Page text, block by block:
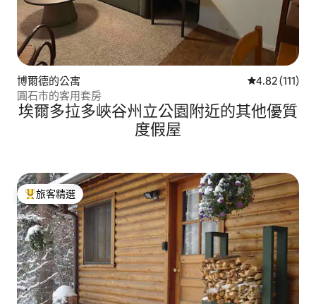
博爾德的公寓 從 111 則評價
4.82 (111)
圓石市的客用套房
埃爾多拉多峽谷州立公園附近的其他優質
度假屋
旅客精選榜首
旅客精選